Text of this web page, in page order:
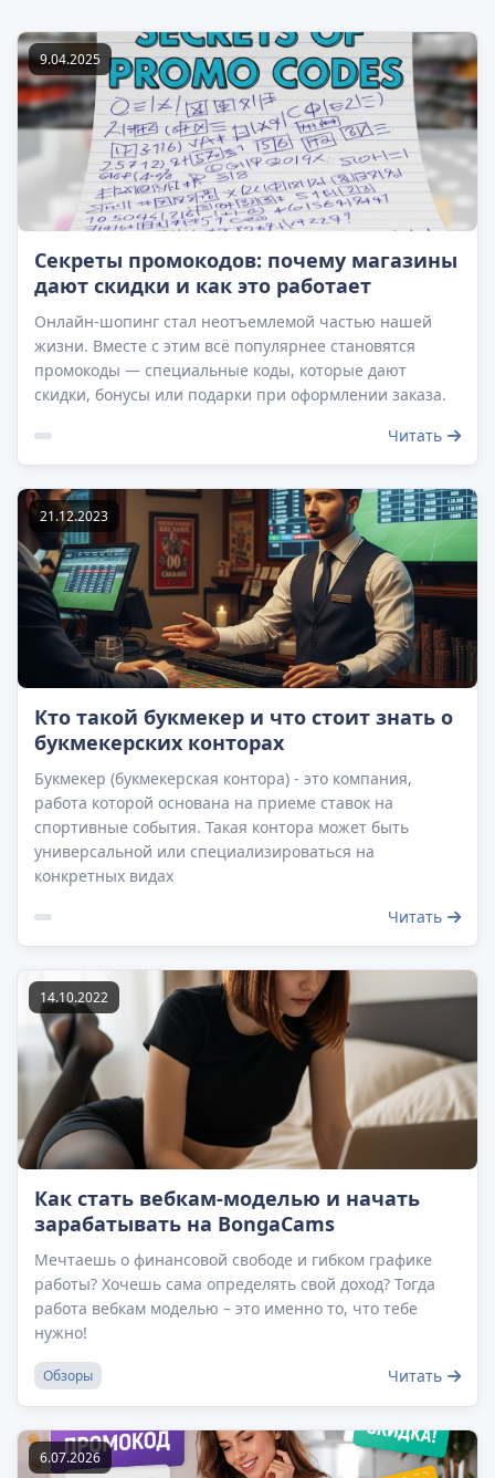
9.04.2025
Секреты промокодов: почему магазины
дают скидки и как это работает
Онлайн-шопинг стал неотъемлемой частью нашей
жизни. Вместе с этим всё популярнее становятся
промокоды — специальные коды, которые дают
скидки, бонусы или подарки при оформлении заказа.
Читать
21.12.2023
Кто такой букмекер и что стоит знать о
букмекерских конторах
Букмекер (букмекерская контора) - это компания,
работа которой основана на приеме ставок на
спортивные события. Такая контора может быть
универсальной или специализироваться на
конкретных видах
Читать
14.10.2022
Как стать вебкам-моделью и начать
зарабатывать на BongaCams
Мечтаешь о финансовой свободе и гибком графике
работы? Хочешь сама определять свой доход? Тогда
работа вебкам моделью – это именно то, что тебе
нужно!
Обзоры Читать
6.07.2026